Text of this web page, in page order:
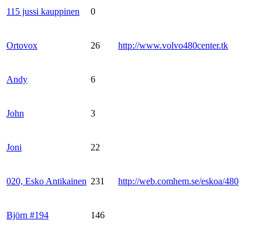
115 jussi kauppinen 0
Ortovox 26 http://www.volvo480center.tk
Andy 6
John 3
Joni 22
020, Esko Antikainen 231 http://web.comhem.se/eskoa/480
Björn #194 146